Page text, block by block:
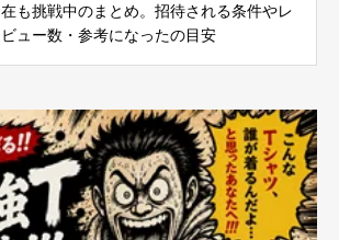
在も挑戦中のまとめ。招待される条件やレ
ビュー数・参考になったの目安